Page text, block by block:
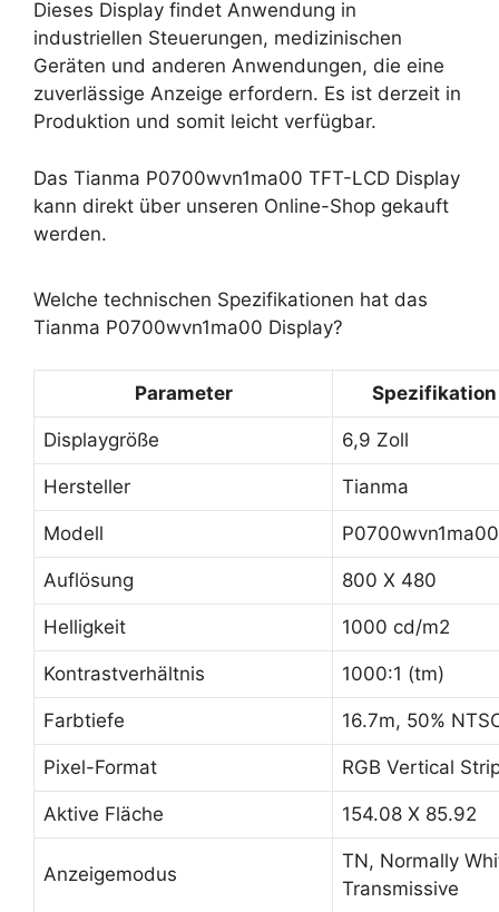
Dieses Display findet Anwendung in
industriellen Steuerungen, medizinischen
Geräten und anderen Anwendungen, die eine
zuverlässige Anzeige erfordern. Es ist derzeit in
Produktion und somit leicht verfügbar.
Das Tianma P0700wvn1ma00 TFT-LCD Display
kann direkt über unseren Online-Shop gekauft
werden.
Welche technischen Spezifikationen hat das
Tianma P0700wvn1ma00 Display?
Parameter Spezifikation
Displaygröße 6,9 Zoll
Hersteller Tianma
Modell P0700wvn1ma00
Auflösung 800 X 480
Helligkeit 1000 cd/m2
Kontrastverhältnis 1000:1 (tm)
Farbtiefe 16.7m, 50%
Pixel-Format RGB Vertical
Aktive Fläche 154.08 X 85.92
Anzeigemodus
TN, Normally
Transmissive